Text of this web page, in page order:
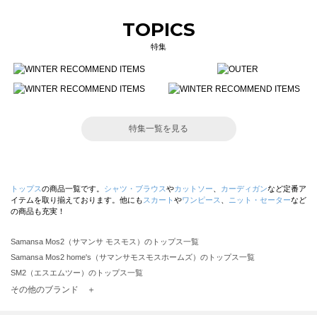
TOPICS
特集
特集一覧を見る
トップスの商品一覧です。 シャツ・ブラウスやカットソー カーディガンなど定番ア
イテムを取り揃えております。他にも スカート やワンピース ニット・セーターなど
の商品も充実！
Samansa Mos2（サマンサ モスモス）のトップス一覧
Samansa Mos2 home's（サマンサモスモスホームズ）のトップス一覧
SM2（エスエムツー）のトップス一覧
TSUHARU by Samansa Mos2（ツハルバイサマンサモスモス）のトップス一覧
その他のブランド ＋